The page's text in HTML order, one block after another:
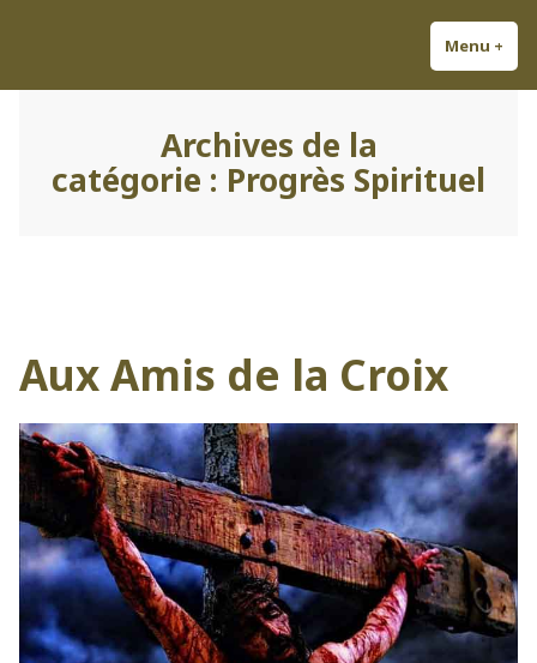
Découvrez Louis-Antoine ;
Chansonnier et Auteur
Menu +
Archives de la
catégorie : Progrès Spirituel
Aux Amis de la Croix